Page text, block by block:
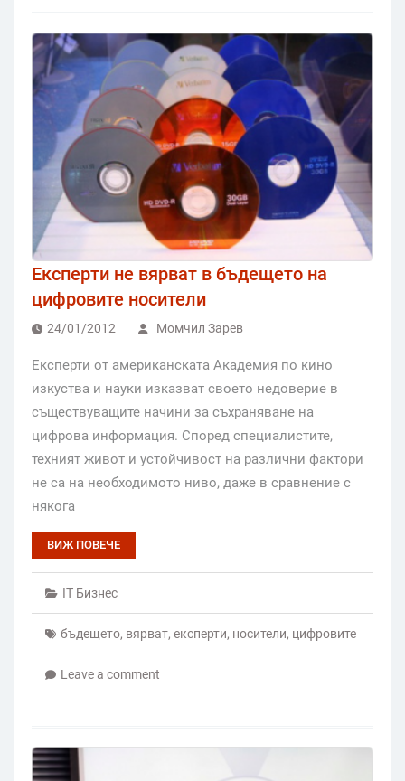
Експерти не вярват в бъдещето на
цифровите носители
24/01/2012 Момчил Зарев
Експерти от американската Академия по кино
изкуства и науки изказват своето недоверие в
съществуващите начини за съхраняване на
цифрова информация. Според специалистите,
техният живот и устойчивост на различни фактори
не са на необходимото ниво, даже в сравнение с
някога
ВИЖ ПОВЕЧЕ
IT Бизнес
бъдещето, вярват, експерти, носители, цифровите
Leave a comment